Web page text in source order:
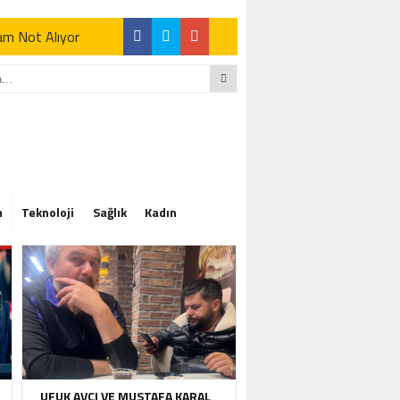
Not Alıyor
Not Alıyor
Teknoloji Sağlık Kadın
UFUK AVCI VE MUSTAFA KARAL